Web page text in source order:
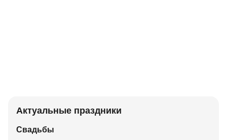
Актуальные праздники
Свадьбы